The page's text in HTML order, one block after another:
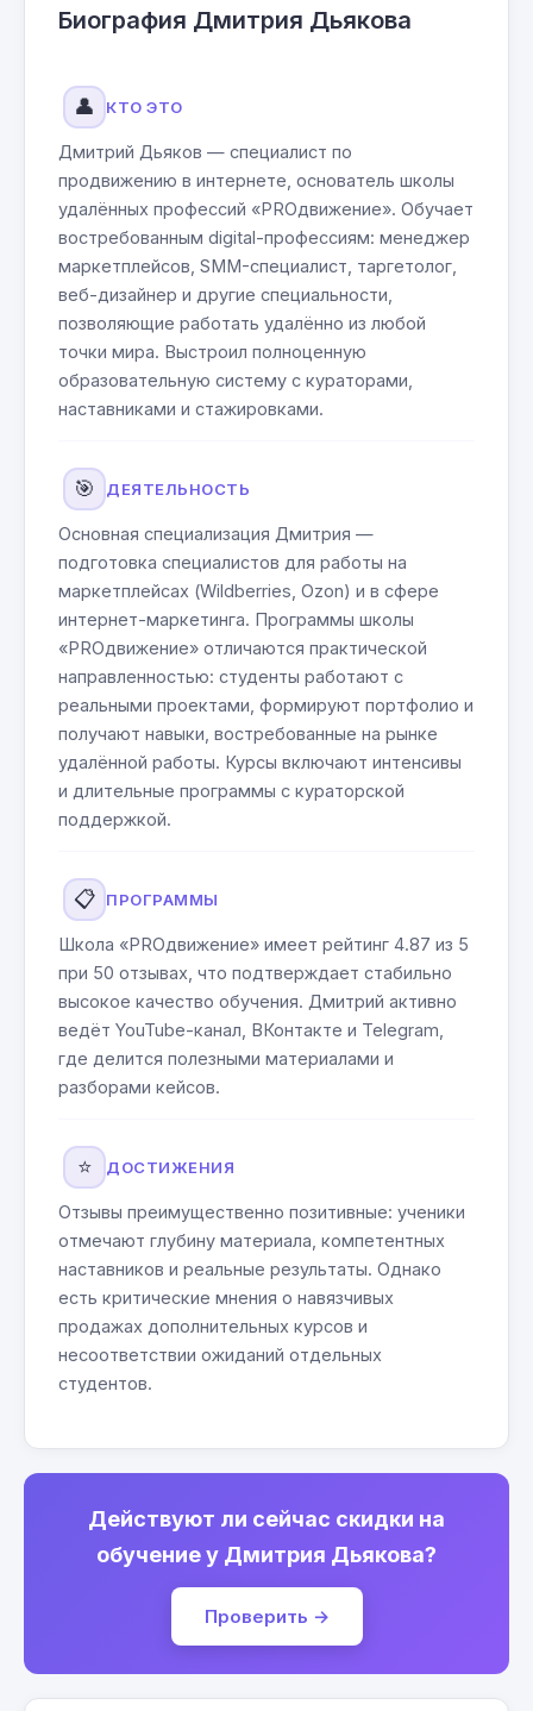
Биография Дмитрия Дьякова
👤 КТО ЭТО
Дмитрий Дьяков — специалист по
продвижению в интернете, основатель школы
удалённых профессий «PROдвижение». Обучает
востребованным digital-профессиям: менеджер
маркетплейсов, SMM-специалист, таргетолог,
веб-дизайнер и другие специальности,
позволяющие работать удалённо из любой
точки мира. Выстроил полноценную
образовательную систему с кураторами,
наставниками и стажировками.
🎯 ДЕЯТЕЛЬНОСТЬ
Основная специализация Дмитрия —
подготовка специалистов для работы на
маркетплейсах (Wildberries, Ozon) и в сфере
интернет-маркетинга. Программы школы
«PROдвижение» отличаются практической
направленностью: студенты работают с
реальными проектами, формируют портфолио и
получают навыки, востребованные на рынке
удалённой работы. Курсы включают интенсивы
и длительные программы с кураторской
поддержкой.
📋 ПРОГРАММЫ
Школа «PROдвижение» имеет рейтинг 4.87 из 5
при 50 отзывах, что подтверждает стабильно
высокое качество обучения. Дмитрий активно
ведёт YouTube-канал, ВКонтакте и Telegram,
где делится полезными материалами и
разборами кейсов.
⭐ ДОСТИЖЕНИЯ
Отзывы преимущественно позитивные: ученики
отмечают глубину материала, компетентных
наставников и реальные результаты. Однако
есть критические мнения о навязчивых
продажах дополнительных курсов и
несоответствии ожиданий отдельных
студентов.
Действуют ли сейчас скидки на
обучение у Дмитрия Дьякова?
Проверить →